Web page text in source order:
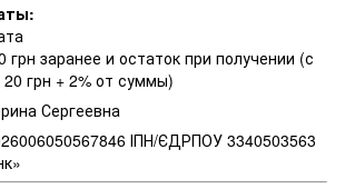
заранее и остаток при получении (с
грн + 2% от суммы)
Сергеевна
ІПН/ЄДРПОУ 3340503563